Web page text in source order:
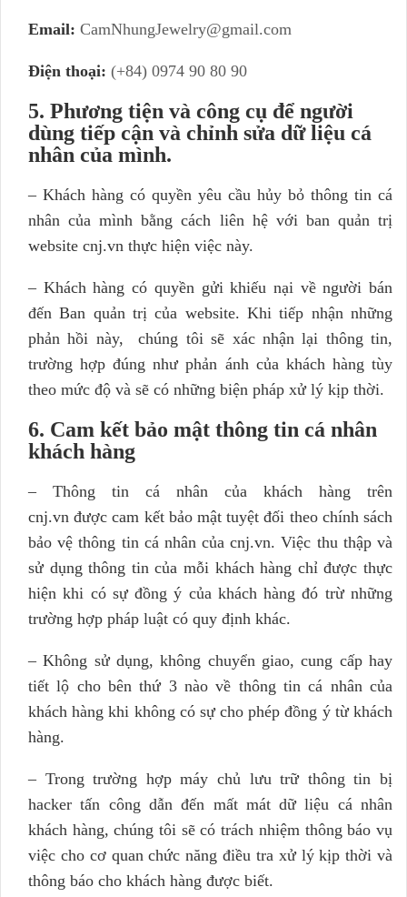
Email: CamNhungJewelry@gmail.com
Điện thoại: (+84) 0974 90 80 90
5. Phương tiện và công cụ để người
dùng tiếp cận và chỉnh sửa dữ liệu cá
nhân của mình.
– Khách hàng có quyền yêu cầu hủy bỏ thông tin cá
nhân của mình bằng cách liên hệ với ban quản trị
website cnj.vn thực hiện việc này.
– Khách hàng có quyền gửi khiếu nại về người bán
đến Ban quản trị của website. Khi tiếp nhận những
phản hồi này, chúng tôi sẽ xác nhận lại thông tin,
trường hợp đúng như phản ánh của khách hàng tùy
theo mức độ và sẽ có những biện pháp xử lý kịp thời.
6. Cam kết bảo mật thông tin cá nhân
khách hàng
– Thông tin cá nhân của khách hàng trên
cnj.vn được cam kết bảo mật tuyệt đối theo chính sách
bảo vệ thông tin cá nhân của cnj.vn. Việc thu thập và
sử dụng thông tin của mỗi khách hàng chỉ được thực
hiện khi có sự đồng ý của khách hàng đó trừ những
trường hợp pháp luật có quy định khác.
– Không sử dụng, không chuyển giao, cung cấp hay
tiết lộ cho bên thứ 3 nào về thông tin cá nhân của
khách hàng khi không có sự cho phép đồng ý từ khách
hàng.
– Trong trường hợp máy chủ lưu trữ thông tin bị
hacker tấn công dẫn đến mất mát dữ liệu cá nhân
khách hàng, chúng tôi sẽ có trách nhiệm thông báo vụ
việc cho cơ quan chức năng điều tra xử lý kịp thời và
thông báo cho khách hàng được biết.